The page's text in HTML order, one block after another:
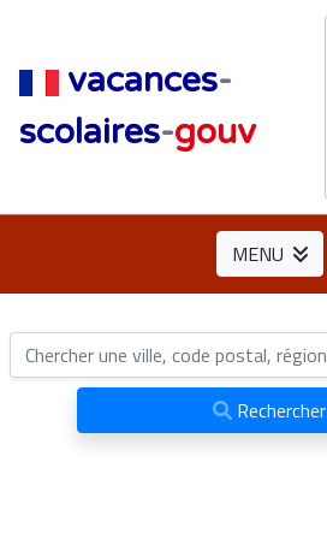
vacances-
scolaires-gouv
MENU
Rechercher